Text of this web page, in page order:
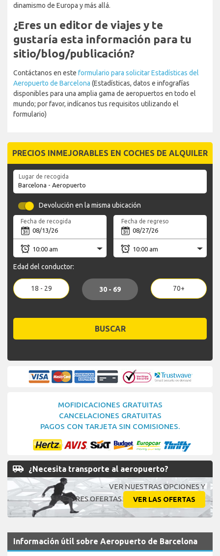
dinamismo de Europa y más allá.
¿Eres un editor de viajes y te
gustaría esta información para tu
sitio/blog/publicación?
Contáctanos en este formulario para solicitar Estadísticas del
Aeropuerto de Barcelona (Estadísticas, datos e infografías
disponibles para una amplia gama de aeropuertos en todo el
mundo; por favor, indícanos tus requisitos utilizando el
formulario)
PRECIOS INMEJORABLES EN COCHES DE ALQUILER
Lugar de recogida
Devolución en la misma ubicación
Fecha de recogida Fecha de regreso
Edad del conductor:
18 - 29 30 - 69 70+
BUSCAR
MOFIDICACIONES GRATUITAS
CANCELACIONES GRATUITAS
PAGOS CON TARJETA SIN COMISIONES.
airport_shuttle ¿Necesita transporte al aeropuerto?
VER NUESTRAS OPCIONES Y
MEJORES OFERTAS
VER LAS OFERTAS
Información útil sobre Aeropuerto de Barcelona